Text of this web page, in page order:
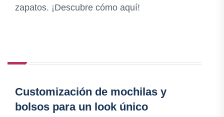
zapatos. ¡Descubre cómo aquí!
Customización de mochilas y
bolsos para un look único